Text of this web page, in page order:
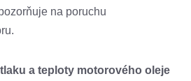
na poruchu
a teploty motorového oleje